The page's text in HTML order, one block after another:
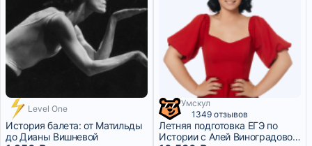
Level One
История балета: от Матильды
до Дианы Вишневой
2 645 ₽/мес 1 месяц
Умскул
1349 отзывов
Летняя подготовка ЕГЭ по
Истории с Алей Виноградовой